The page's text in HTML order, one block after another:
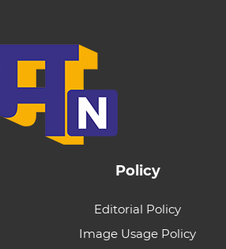
Policy
Editorial Policy
Image Usage Policy